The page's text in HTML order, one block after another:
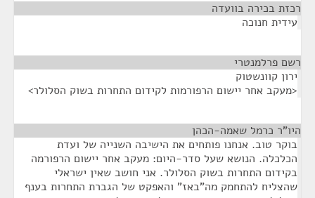
רכזת בכירה בוועדה
עידית חנוכה
רשם פרלמנטרי
ירון קוונשטוק
<מעקב אחר יישום הרפורמות לקידום התחרות בשוק הסלולר>
היו"ר כרמל שאמה-הכהן
בוקר טוב. אנחנו פותחים את הישיבה השנייה של ועדת
הכלכלה. הנושא שעל סדר-היום: מעקב אחר יישום הרפורמה
בקידום התחרות בשוק הסלולר. אני חושב שאין ישראלי
שהצליח להתחמק מה"באז" והאפקט של הגברת התחרות בענף